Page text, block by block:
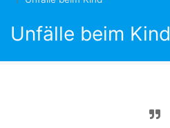
Unfälle beim Kind